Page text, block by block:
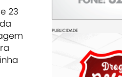
23
PUBLICIDADE